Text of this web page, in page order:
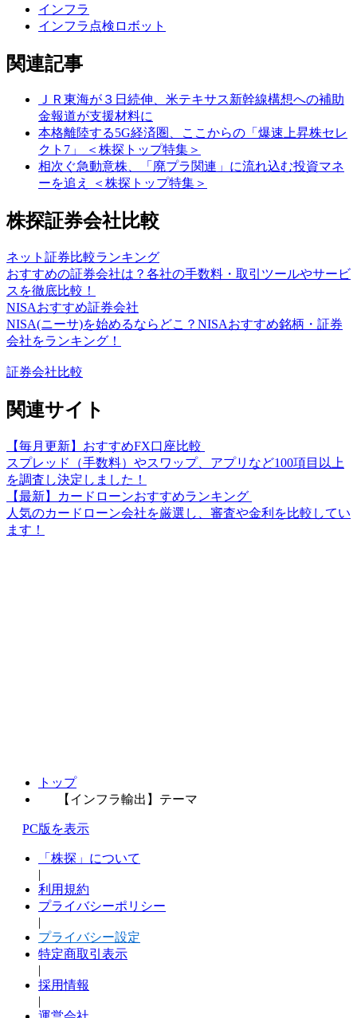
インフラ
インフラ点検ロボット
関連記事
ＪＲ東海が３日続伸、米テキサス新幹線構想への補助
金報道が支援材料に
本格離陸する5G経済圏、ここからの「爆速上昇株セレ
クト7」 ＜株探トップ特集＞
相次ぐ急動意株、「廃プラ関連」に流れ込む投資マネ
ーを追え ＜株探トップ特集＞
株探証券会社比較
ネット証券比較ランキング
おすすめの証券会社は？各社の手数料・取引ツールやサービ
スを徹底比較！
NISAおすすめ証券会社
NISA(ニーサ)を始めるならどこ？NISAおすすめ銘柄・証券
会社をランキング！
証券会社比較
関連サイト
【毎月更新】おすすめFX口座比較
スプレッド（手数料）やスワップ、アプリなど100項目以上
を調査し決定しました！
【最新】カードローンおすすめランキング
人気のカードローン会社を厳選し、審査や金利を比較してい
ます！
トップ
【インフラ輸出】テーマ
PC版を表示
「株探」について
|
利用規約
プライバシーポリシー
|
プライバシー設定
特定商取引表示
|
採用情報
|